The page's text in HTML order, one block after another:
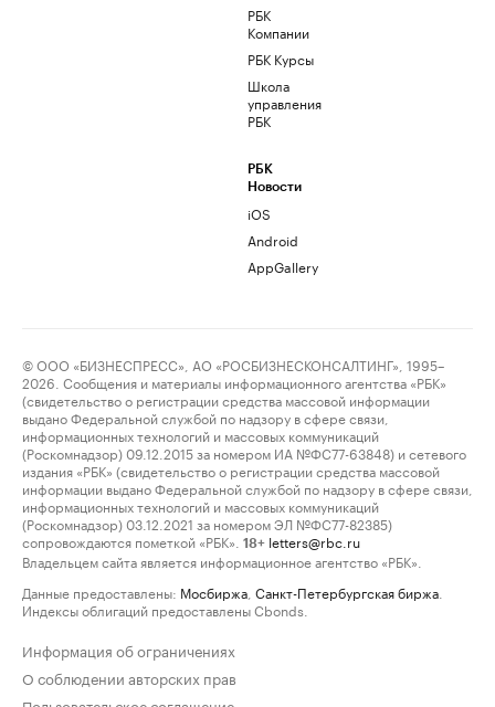
РБК
Компании
РБК Курсы
Школа
управления
РБК
РБК
Новости
iOS
Android
AppGallery
© ООО «БИЗНЕСПРЕСС», АО «РОСБИЗНЕСКОНСАЛТИНГ», 1995–
2026. Сообщения и материалы информационного агентства «РБК»
(свидетельство о регистрации средства массовой информации
выдано Федеральной службой по надзору в сфере связи,
информационных технологий и массовых коммуникаций
(Роскомнадзор) 09.12.2015 за номером ИА №ФС77-63848) и сетевого
издания «РБК» (свидетельство о регистрации средства массовой
информации выдано Федеральной службой по надзору в сфере связи,
информационных технологий и массовых коммуникаций
(Роскомнадзор) 03.12.2021 за номером ЭЛ №ФС77-82385)
сопровождаются пометкой «РБК».
18+ letters@rbc.ru
Владельцем сайта является информационное агентство «РБК».
Данные предоставлены: Мосбиржа Санкт-Петербургская биржа
Индексы облигаций предоставлены Cbonds.
Информация об ограничениях
О соблюдении авторских прав